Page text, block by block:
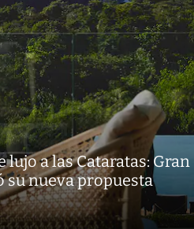
lujo a las Cataratas: Gran
su nueva propuesta